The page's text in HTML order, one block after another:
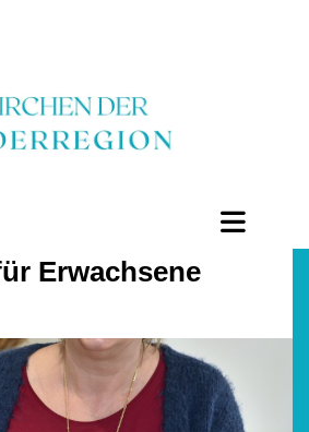
Erwachsene